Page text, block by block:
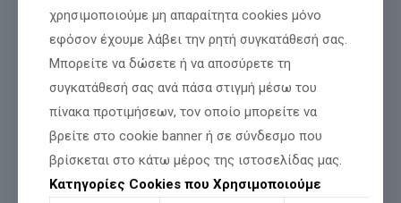
Δευτέρα 9/2 ώρα 19:00
NoBell Restaurant-Café
Ομιλητές:
Νίκος Παπαδόπουλος
Κωνσταντίνος Βαθιώτης
Διονύσιος Μακρής
χρησιμοποιούμε μη απαραίτητα cookies μόνο
εφόσον έχουμε λάβει την ρητή συγκατάθεσή σας.
Μπορείτε να δώσετε ή να αποσύρετε τη
συγκατάθεσή σας ανά πάσα στιγμή μέσω του
πίνακα προτιμήσεων, τον οποίο μπορείτε να
βρείτε στο cookie banner ή σε σύνδεσμο που
βρίσκεται στο κάτω μέρος της ιστοσελίδας μας.
Κατηγορίες Cookies που Χρησιμοποιούμε